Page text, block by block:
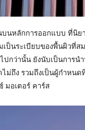
บนหลักการออกแบบ ที่นิ
เป็นระเบียบของพื้นผิวที่
ปกว่านั้น ยังนับเป็นการ
ม่ถึง รวมถึงเป็นผู้กำหน
มอเตอร์ คาร์ส